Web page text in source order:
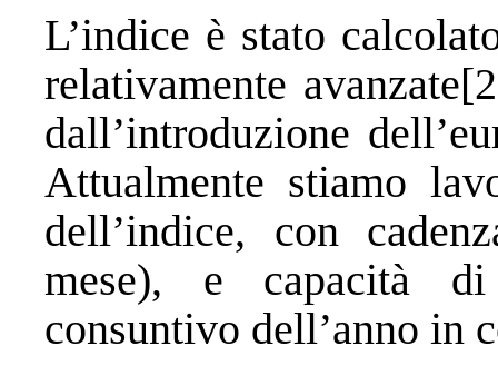
L’indice è stato
relativamente
dall’introduzione
Attualmente stiamo
dell’indice, con
mese), e capacità
consuntivo dell’anno in